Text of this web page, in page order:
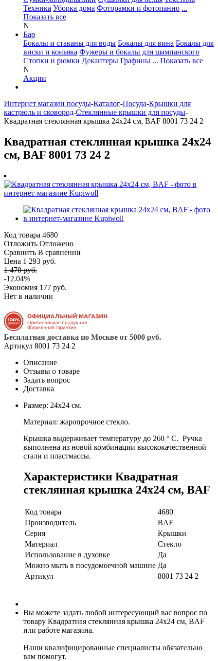
Техника Уборка дома Фоторамки и фотопанно ...
Показать все
N
Бар
Бокалы и стаканы для воды Бокалы для вина Бокалы для
виски и коньяка Фужеры и бокалы для шампанского
Стопки и рюмки Декантеры Графины ... Показать все
N
Акции
Интернет магазин посуды-Каталог-Посуда-Крышки для
кастрюль и сковород-Стеклянные крышки для посуды-
Квадратная стеклянная крышка 24х24 см, BAF 8001 73 24 2
Квадратная стеклянная крышка 24х24
см, BAF 8001 73 24 2
Код товара 4680
Отложить Отложено
Сравнить В сравнении
Цена 1 293 руб.
1 470 руб.
-12.04%
Экономия 177 руб.
Нет в наличии
Бесплатная доставка по Москве от 5000 руб.
Артикул 8001 73 24 2
Описание
Отзывы о товаре
Задать вопрос
Доставка
Размер: 24х24 см.
Материал: жаропрочное стекло.
Крышка выдерживает температуру до 260 ° C. Ручка
выполнена из новой комбинации высококачественной
стали и пластмассы.
Характеристики Квадратная
стеклянная крышка 24х24 см, BAF
Код товара
4680
Производитель
BAF
Серия
Крышки
Материал
Стекло
Использование в духовке
Да
Можно мыть в посудомоечной машине Да
Артикул
8001 73 24 2
Вы можете задать любой интересующий вас вопрос по
товару Квадратная стеклянная крышка 24х24 см, BAF
или работе магазина.
Наши квалифицированные специалисты обязательно
вам помогут.